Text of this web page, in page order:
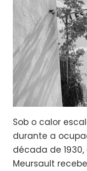
Sob o calor
durante a
década de
Meursault